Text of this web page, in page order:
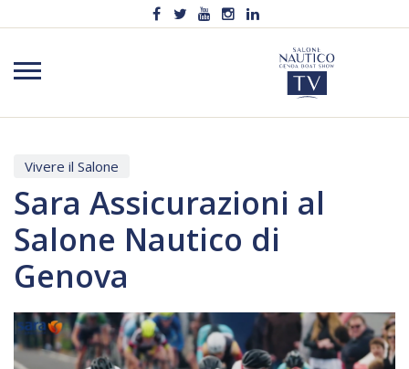
Vivere il Salone
Sara Assicurazioni al
Salone Nautico di
Genova
Video
Player